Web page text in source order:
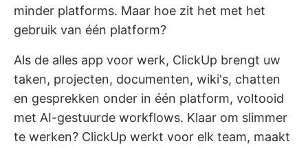
minder platforms. Maar hoe zit het met het
gebruik van één platform?
Als de alles app voor werk, ClickUp brengt uw
taken, projecten, documenten, wiki's, chatten
en gesprekken onder in één platform, voltooid
met AI-gestuurde workflows. Klaar om slimmer
te werken? ClickUp werkt voor elk team, maakt